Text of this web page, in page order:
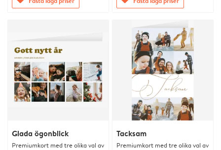
Glada ögonblick
Premiumkort med tre olika val av
Tacksam
Premiumkort med tre olika val av